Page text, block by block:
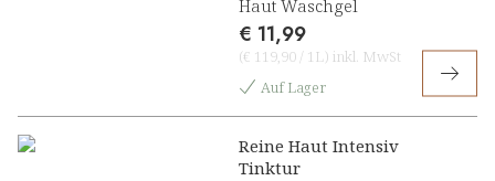
Haut Waschgel
€ 11,99
(€ 119,90 / 1L) inkl. MwSt
Auf Lager
Reine Haut Intensiv
Tinktur